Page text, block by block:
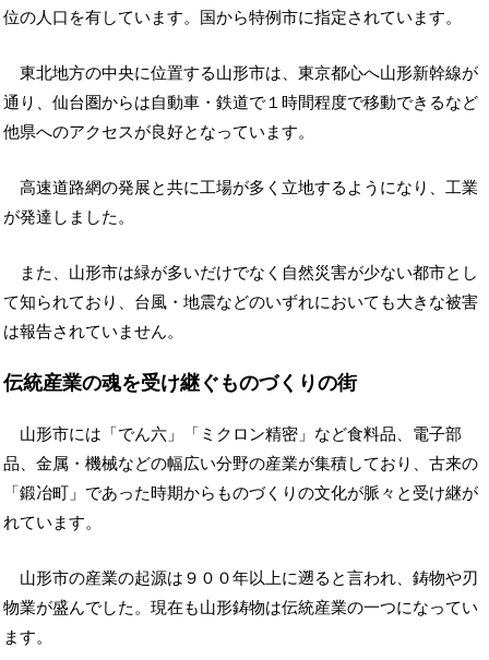
位の人口を有しています。国から特例市に指定されています。
東北地方の中央に位置する山形市は、東京都心へ山形新幹線が
通り、仙台圏からは自動車・鉄道で１時間程度で移動できるなど
他県へのアクセスが良好となっています。
高速道路網の発展と共に工場が多く立地するようになり、工業
が発達しました。
また、山形市は緑が多いだけでなく自然災害が少ない都市とし
て知られており、台風・地震などのいずれにおいても大きな被害
は報告されていません。
伝統産業の魂を受け継ぐものづくりの街
山形市には「でん六」「ミクロン精密」など食料品、電子部
品、金属・機械などの幅広い分野の産業が集積しており、古来の
「鍛冶町」であった時期からものづくりの文化が脈々と受け継が
れています。
山形市の産業の起源は９００年以上に遡ると言われ、鋳物や刃
物業が盛んでした。現在も山形鋳物は伝統産業の一つになってい
ます。